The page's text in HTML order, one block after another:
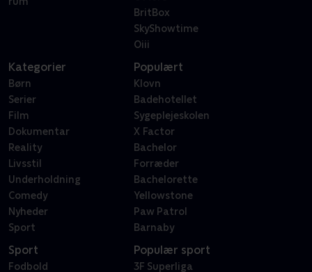
BritBox
SkyShowtime
Oiii
Kategorier
Børn
Serier
Film
Dokumentar
Reality
Livsstil
Underholdning
Comedy
Nyheder
Sport
Populært
Klovn
Badehotellet
Sygeplejeskolen
X Factor
Bachelor
Forræder
Bachelorette
Yellowstone
Paw Patrol
Barnaby
Sport
Fodbold
Populær sport
3F Superliga